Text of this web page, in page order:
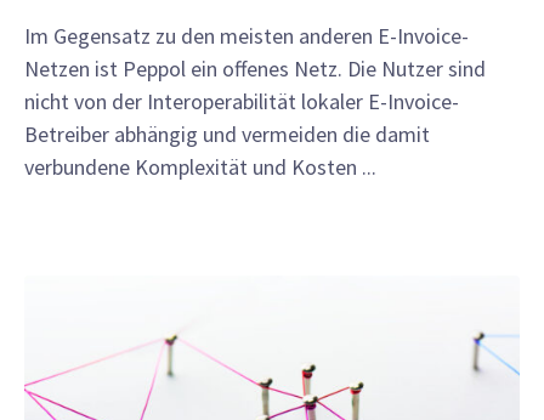
Im Gegensatz zu den meisten anderen E-Invoice-
Netzen ist Peppol ein offenes Netz. Die Nutzer sind
nicht von der Interoperabilität lokaler E-Invoice-
Betreiber abhängig und vermeiden die damit
verbundene Komplexität und Kosten ...